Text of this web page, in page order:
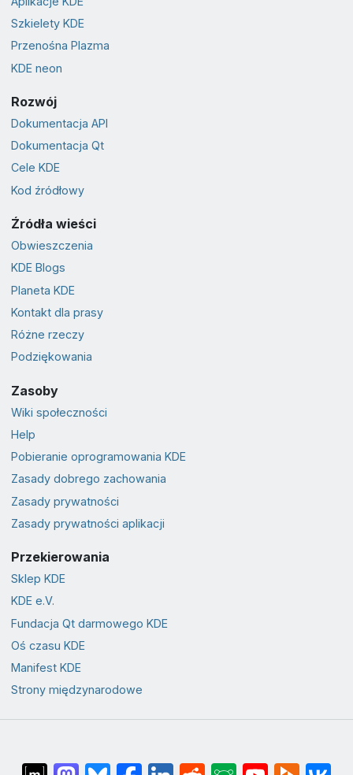
Szkielety KDE
Przenośna Plazma
KDE neon
Rozwój
Dokumentacja API
Dokumentacja Qt
Cele KDE
Kod źródłowy
Źródła wieści
Obwieszczenia
KDE Blogs
Planeta KDE
Kontakt dla prasy
Różne rzeczy
Podziękowania
Zasoby
Wiki społeczności
Help
Pobieranie oprogramowania KDE
Zasady dobrego zachowania
Zasady prywatności
Zasady prywatności aplikacji
Przekierowania
Sklep KDE
KDE e.V.
Fundacja Qt darmowego KDE
Oś czasu KDE
Manifest KDE
Strony międzynarodowe